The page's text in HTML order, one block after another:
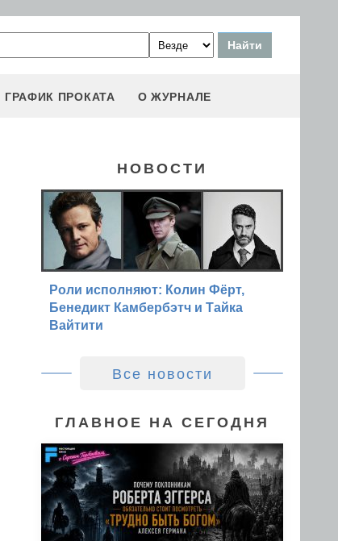
ГРАФИК ПРОКАТА О ЖУРНАЛЕ
НОВОСТИ
Роли исполняют: Колин Фёрт,
Бенедикт Камбербэтч и Тайка
Вайтити
Все новости
ГЛАВНОЕ НА СЕГОДНЯ